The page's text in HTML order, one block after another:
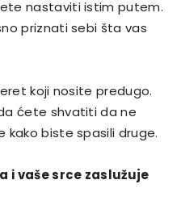
nastaviti istim putem.
priznati sebi šta vas
koji nosite predugo.
ćete shvatiti da ne
biste spasili druge.
i vaše srce zaslužuje